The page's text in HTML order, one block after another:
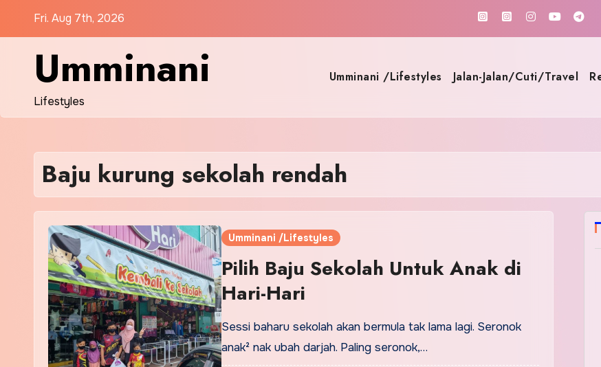
Fri. Aug 7th, 2026
Umminani
Lifestyles
Umminani /Lifestyles Jalan-Jalan/Cuti/Travel
Baju kurung sekolah rendah
Umminani /Lifestyles
Pilih Baju Sekolah Untuk Anak di
Hari-Hari
Sessi baharu sekolah akan bermula tak lama lagi. Seronok
anak² nak ubah darjah. Paling seronok,…